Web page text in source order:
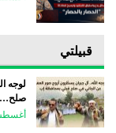
قبيلتي
لوجه
صلح…
أغسطس 4,